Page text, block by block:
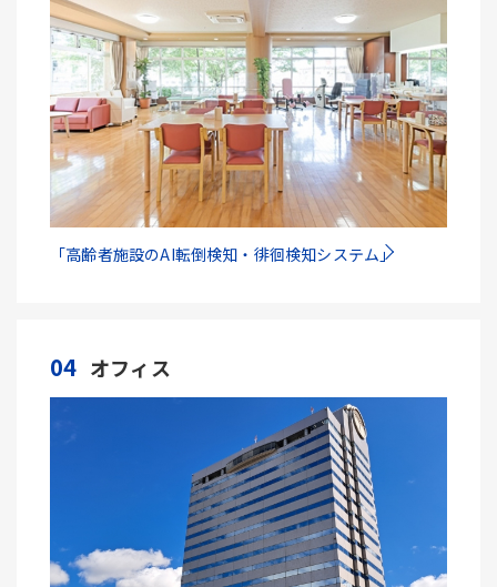
「高齢者施設のAI転倒検知・徘徊検知システム」
04 オフィス